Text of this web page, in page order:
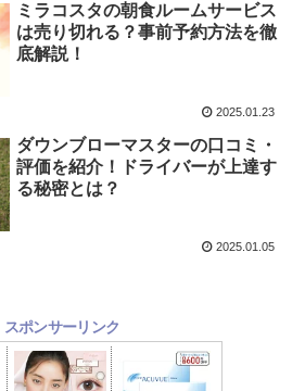
ミラコスタの朝食ルームサービス
は売り切れる？事前予約方法を徹
底解説！
2025.01.23
ダウンブローマスターの口コミ・
評価を紹介！ドライバーが上達す
る秘密とは？
2025.01.05
スポンサーリンク